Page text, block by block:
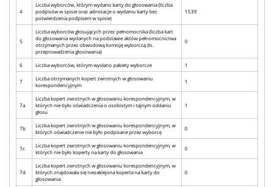
4
Liczba wyborców, którym wydano karty do głosowania (liczba
podpisów w spisie oraz adnotacje o wydaniu karty bez
potwierdzenia podpisem w spisie)
1539
5
Liczba wyborców głosujących przez pełnomocnika (liczba kart
do głosowania wydanych na podstawie aktów pełnomocnictwa
otrzymanych przez obwodową komisję wyborczą ds.
przeprowadzenia głosowania)
0
6 Liczba wyborców, którym wysłano pakiety wyborcze 1
7
Liczba otrzymanych kopert zwrotnych w głosowaniu
korespondencyjnym
1
7a
Liczba kopert zwrotnych w głosowaniu korespondencyjnym, w
których nie było oświadczenia o osobistym i tajnym oddaniu
głosu
1
7b
Liczba kopert zwrotnych w głosowaniu korespondencyjnym, w
których oświadczenie nie było podpisane przez wyborcę
0
7c
Liczba kopert zwrotnych w głosowaniu korespondencyjnym, w
których nie było koperty na karty do głosowania
0
7d
Liczba kopert zwrotnych w głosowaniu korespondencyjnym, w
których znajdowała się niezaklejona koperta na karty do
głosowania
0